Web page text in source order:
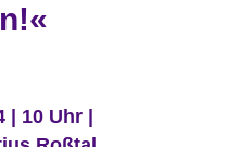
10 Uhr |